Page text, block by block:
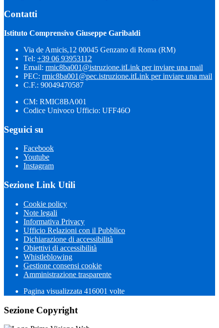
Contatti
Istituto Comprensivo Giuseppe Garibaldi
Via de Amicis,12 00045 Genzano di Roma (RM)
Tel: +39 06 93953112
Email: rmic8ba001@istruzione.itLink per inviare una mail
PEC: rmic8ba001@pec.istruzione.itLink per inviare una mail
C.F.: 90049470587
CM: RMIC8BA001
Codice Univoco Ufficio: UFF46O
Seguici su
Facebook
Youtube
Instagram
Sezione Link Utili
Cookie policy
Note legali
Informativa Privacy
Ufficio Relazioni con il Pubblico
Dichiarazione di accessibilità
Obiettivi di accessibilità
Whistleblowing
Gestione consensi cookie
Amministrazione trasparente
Pagina visualizzata 416001 volte
Sezione Copyright